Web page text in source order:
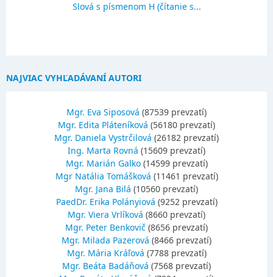
Slová s písmenom H (čítanie s...
NAJVIAC VYHĽADÁVANÍ AUTORI
Mgr. Eva Siposová (87539 prevzatí)
Mgr. Edita Pláteníková (56180 prevzatí)
Mgr. Daniela Vystrčilová (26182 prevzatí)
Ing. Marta Rovná (15609 prevzatí)
Mgr. Marián Galko(14599 prevzatí)
Mgr Natália Tomášková (11461 prevzatí)
Mgr. Jana Bilá (10560 prevzatí)
PaedDr. Erika Polányiová (9252 prevzatí)
Mgr. Viera Vrlíková (8660 prevzatí)
Mgr. Peter Benkovič (8656 prevzatí)
Mgr. Milada Pazerová (8466 prevzatí)
Mgr. Mária Kráľová (7788 prevzatí)
Mgr. Beáta Badáňová (7568 prevzatí)